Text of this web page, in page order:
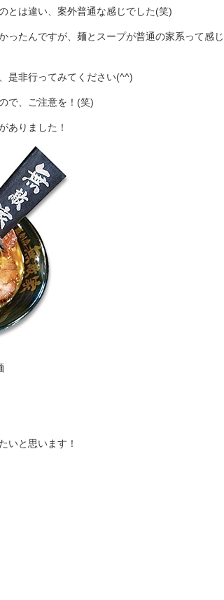
とは違い、案外普通な感じでした(笑)
ったんですが、麺とスープが普通の家系って感
是非行ってみてください(^^)
で、ご注意を！(笑)
ありました！
いと思います！